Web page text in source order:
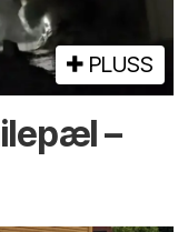
PLUSS
–